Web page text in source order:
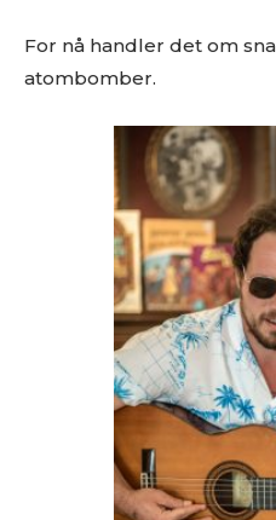
For nå handler det om
atombomber.